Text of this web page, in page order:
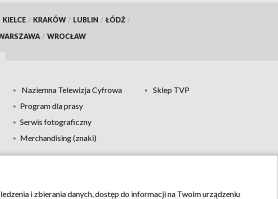
KIELCE / KRAKÓW / LUBLIN / ŁÓDŹ /
/ WROCŁAW
Naziemna Telewizja Cyfrowa
Sklep TVP
Program dla prasy
Serwis fotograficzny
Merchandising (znaki)
Biuro reklamy Kontakt
i zbierania danych, dostęp do informacji na Twoim urządzeniu